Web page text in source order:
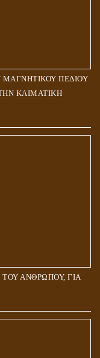
ΜΑΓΝΗΤΙΚΟΥ ΠΕΔΙΟΥ
ΚΛΙΜΑΤΙΚΗ
ΤΟΥ ΑΝΘΡΩΠΟΥ, ΓΙΑ